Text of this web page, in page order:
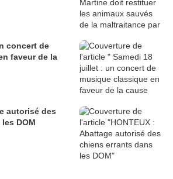
concert de
faveur de la
autorisé des
DOM